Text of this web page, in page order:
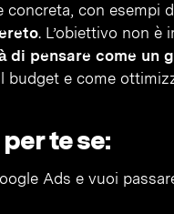
concreta, con esempi
. L’obiettivo non è
di pensare come un
budget e come
te se:
Ads e vuoi